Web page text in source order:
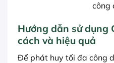
công
Hướng dẫn sử dụng
cách và hiệu quả
Để phát huy tối đa công